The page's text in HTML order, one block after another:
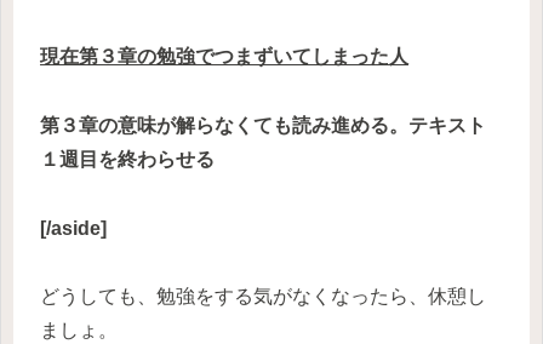
現在第３章の勉強でつまずいてしまった人
第３章の意味が解らなくても読み進める。テキスト
１週目を終わらせる
[/aside]
どうしても、勉強をする気がなくなったら、休憩し
ましょ。